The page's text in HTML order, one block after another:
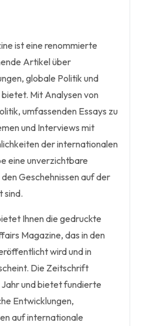
ist eine renommierte
Artikel über
globale Politik und
Mit Analysen von
umfassenden Essays zu
und Interviews mit
der internationalen
eine unverzichtbare
Geschehnissen auf der
sind.
Ihnen die gedruckte
Magazine, das in den
wird und in
Die Zeitschrift
und bietet fundierte
Entwicklungen,
auf internationale